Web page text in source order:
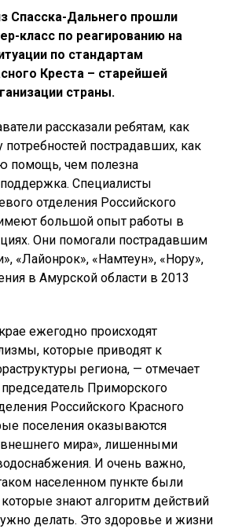
Спасска-Дальнего прошли
класс по реагированию на
по стандартам
Креста – старейшей
страны.
рассказали ребятам, как
потребностей пострадавших, как
помощь, чем полезна
Специалисты
отделения Российского
большой опыт работы в
Они помогали пострадавшим
«Лайонрок», «Намтеун», «Нору»,
в Амурской области в 2013
ежегодно происходят
которые приводят к
региона, — отмечает
Приморского
Российского Красного
поселения оказываются
мира», лишенными
И очень важно,
населенном пункте были
знают алгоритм действий
делать. Это здоровье и жизни